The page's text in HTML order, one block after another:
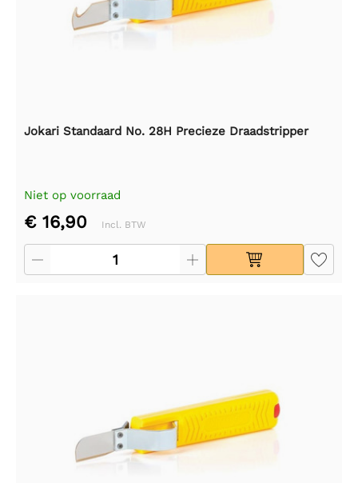
Jokari Standaard No. 28H Precieze Draadstripper
Niet op voorraad
€ 16,90 Incl. BTW